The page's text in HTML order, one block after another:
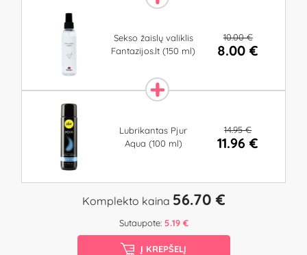
Sekso žaislų valiklis
Fantazijos.lt (150 ml)
10.00 €
8.00 €
Lubrikantas Pjur
Aqua (100 ml)
14.95 €
11.96 €
Komplekto kaina 56.70 €
Sutaupote: 5.19 €
Į KREPŠELĮ